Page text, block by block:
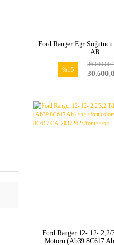
Ford Ranger Egr
AB
%15
36.000,00
Ford Ranger 12- 12- 2,2/
Motoru (Ab39 8C617